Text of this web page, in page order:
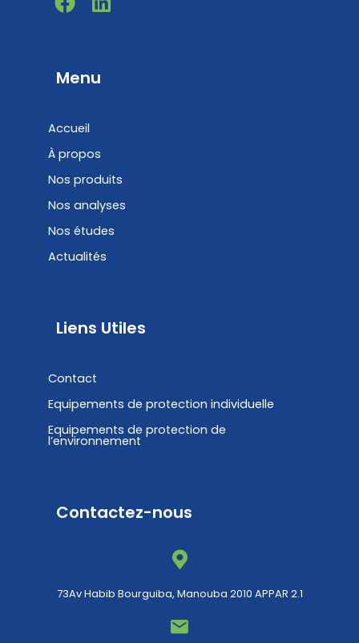
a
b
o
i
e
Menu
Accueil
À propos
Nos produits
Nos analyses
Nos études
Actualités
Liens Utiles
Contact
Equipements de protection individuelle
Equipements de protection de
l’environnement
Contactez-nous
73Av Habib Bourguiba, Manouba 2010 APPAR 2.1